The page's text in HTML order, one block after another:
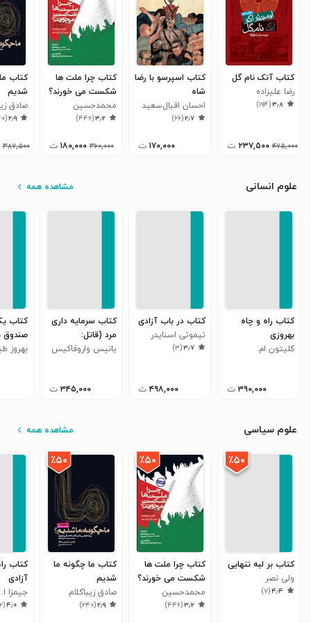
کتاب آنک نام گل
رضا علیزاده
۳٫۸(۱۹۴)
۴۷۵,۰۰۰ ۲۳۷,۵۰۰ ت
کتاب اسپرسو با رضا
شاه
احسان اقبال‌سعید
۲٫۷(۶۶)
۱۷۰,۰۰۰ ت
کتاب چرا ملت ها
شکست می خورند؟
محمدحسین
نعیمی‌پور
۳٫۲(۴۴۶)
۳۶۰,۰۰۰ ۱۸۰,۰۰۰ ت
کتاب
شدیم
صادق
۲٫۹(
۳۸۷,۵۰۰
علوم انسانی مشاهده همه
کتاب راه و چاه
بهروزی
کلیتون ام.
۳۹۰,۰۰۰ ت
کتاب در باب آزادی
تیموتی اسنایدر
۳٫۷(۳)
۴۹۸,۰۰۰ ت
کتاب سرمایه داری
مرد (قاتل:
فئودالیسم فناورانه)
یانیس واروفاکیس
۳۴۵,۰۰۰ ت
کتاب
صندوق
کشوری؛
بهروز
علوم سیاسی مشاهده همه
٪۵۰
کتاب بر لبه تنهایی
ولی نصر
۴٫۴(۷)
٪۵۰
کتاب چرا ملت ها
شکست می خورند؟
محمدحسین
نعیمی‌پور
۳٫۲(۴۴۶)
٪۵۰
کتاب ما چگونه ما
شدیم
صادق زیباکلام
۲٫۹(۲۴۰)
کتاب
آزادی
جیمزا
۴٫۰(